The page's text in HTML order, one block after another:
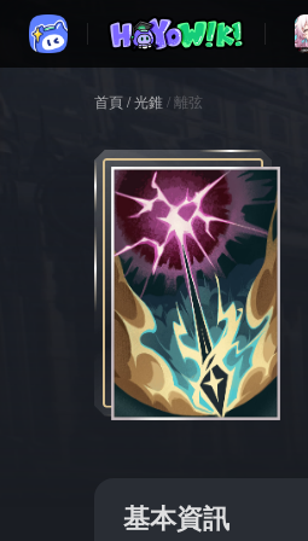
首頁/光錐 /離弦
基本資訊